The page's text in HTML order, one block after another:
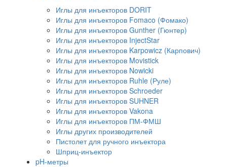
Иглы для инъекторов DORIT
Иглы для инъекторов Fomaco (Фомако)
Иглы для инъекторов Gunther (Гюнтер)
Иглы для инъекторов InjectStar
Иглы для инъекторов Karpowicz (Карпович)
Иглы для инъекторов Movistick
Иглы для инъекторов Nowicki
Иглы для инъекторов Ruhle (Руле)
Иглы для инъекторов Schroeder
Иглы для инъекторов SUHNER
Иглы для инъекторов Vakona
Иглы для инъекторов ПМ-ФМШ
Иглы других производителей
Пистолет для ручного инъектора
Шприц-инъектор
pH-метры